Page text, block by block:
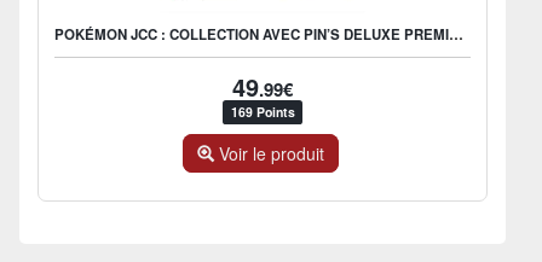
POKÉMON JCC : COLLECTION AVEC PIN’S DELUXE PREMIERS PARTENAIRES - ME2.5 HÉROS TRANSCENDANTS - FR
49.99€
169 Points
Voir le produit